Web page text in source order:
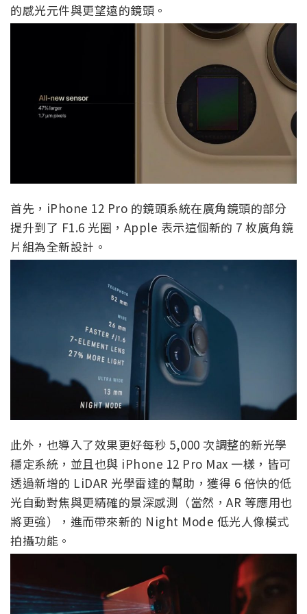
的感光元件與更望遠的鏡頭。
首先，iPhone 12 Pro 的鏡頭系統在廣角鏡頭的部分
提升到了 F1.6 光圈，Apple 表示這個新的 7 枚廣角鏡
片組為全新設計。
此外，也導入了效果更好每秒 5,000 次調整的新光學
穩定系統，並且也與 iPhone 12 Pro Max 一樣，皆可
透過新增的 LiDAR 光學雷達的幫助，獲得 6 倍快的低
光自動對焦與更精確的景深感測（當然，AR 等應用也
將更強），進而帶來新的 Night Mode 低光人像模式
拍攝功能。